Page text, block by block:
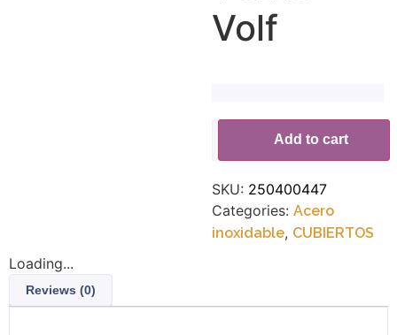
Volf
Add to cart
Alternative:
SKU: 250400447
Categories: Acero
inoxidable, CUBIERTOS
Loading...
Reviews (0)